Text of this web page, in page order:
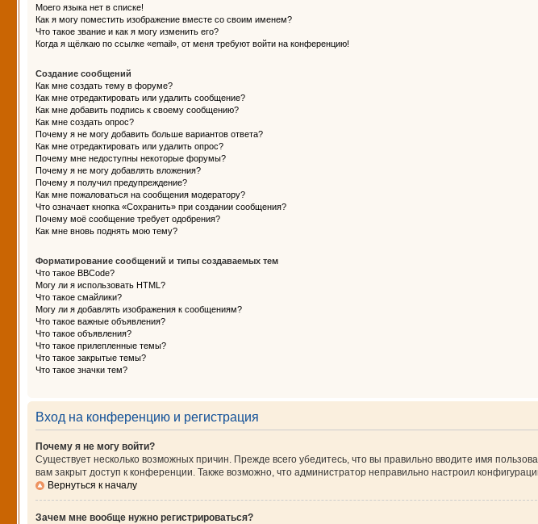
Моего языка нет в списке!
Как я могу поместить изображение вместе со своим именем?
Что такое звание и как я могу изменить его?
Когда я щёлкаю по ссылке «email», от меня требуют войти на конференцию!
Создание сообщений
Как мне создать тему в форуме?
Как мне отредактировать или удалить сообщение?
Как мне добавить подпись к своему сообщению?
Как мне создать опрос?
Почему я не могу добавить больше вариантов ответа?
Как мне отредактировать или удалить опрос?
Почему мне недоступны некоторые форумы?
Почему я не могу добавлять вложения?
Почему я получил предупреждение?
Как мне пожаловаться на сообщения модератору?
Что означает кнопка «Сохранить» при создании сообщения?
Почему моё сообщение требует одобрения?
Как мне вновь поднять мою тему?
Форматирование сообщений и типы создаваемых тем
Что такое BBCode?
Могу ли я использовать HTML?
Что такое смайлики?
Могу ли я добавлять изображения к сообщениям?
Что такое важные объявления?
Что такое объявления?
Что такое прилепленные темы?
Что такое закрытые темы?
Что такое значки тем?
Вход на конференцию и регистрация
Почему я не могу войти?
Существует несколько возможных причин. Прежде всего убедитесь, что вы правильно вводите имя
вам закрыт доступ к конференции. Также возможно, что администратор неправильно настроил
Вернуться к началу
Зачем мне вообще нужно регистрироваться?